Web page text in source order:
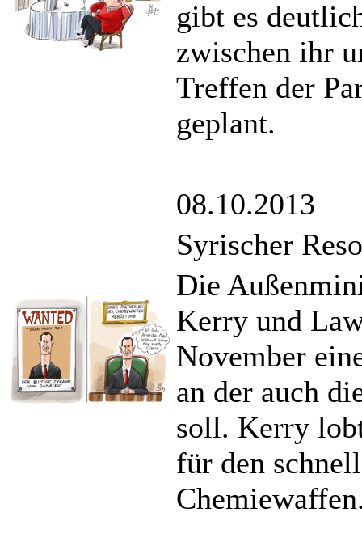
gibt es
zwischen ihr
Treffen der
geplant.
08.10.2013
Syrischer
Die
Kerry und
November
an der auch
soll. Kerry
für den